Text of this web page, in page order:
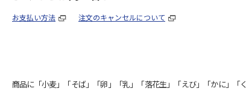
お支払い方法 注文のキャンセルについて
商品に「小麦」「そば」「卵」「乳」「落花生」「えび」「かに」「